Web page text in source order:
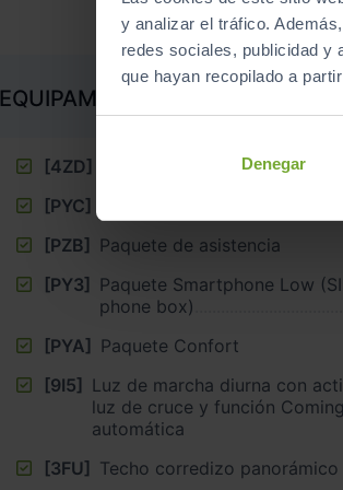
y analizar el tráfico.
redes sociales, publicidad y
que hayan recopilado a
Denegar
EQUIPAMIENTO EXTRA
[4ZD] Paquete óptica negro
[PYC]
[PZB] Paquete de asistencia
[PY3] Paquete Smartphone Low
phone box)
[PYA] Paquete Confort
[9I5] Luz de marcha diurna con
luz de cruce y función
automática
[3FU] Techo corredizo panorámico